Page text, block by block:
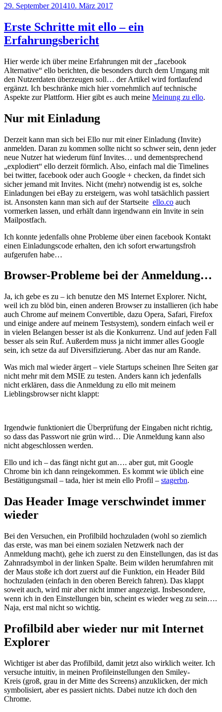
Veröffentlicht
29. September 201410. März 2017
Erste Schritte mit ello – ein
Erfahrungsbericht
Hier werde ich über meine Erfahrungen mit der „facebook
Alternative“ ello berichten, die besonders durch dem Umgang mit
den Nutzerdaten überzeugen soll… der Artikel wird fortlaufend
ergänzt. Ich beschränke mich hier vornehmlich auf technische
Aspekte zur Plattform. Hier gibt es auch meine Meinung zu ello.
Nur mit Einladung
Derzeit kann man sich bei Ello nur mit einer Einladung (Invite)
anmelden. Daran zu kommen sollte nicht so schwer sein, denn jeder
neue Nutzer hat wiederum fünf Invites… und dementsprechend
„explodiert“ ello derzeit förmlich. Also, einfach mal die Timelines
bei twitter, facebook oder auch Google + checken, da findet sich
sicher jemand mit Invites. Nicht (mehr) notwendig ist es, solche
Einladungen bei eBay zu ersteigern, was wohl tatsächlich passiert
ist. Ansonsten kann man sich auf der Startseite ello.co auch
vormerken lassen, und erhält dann irgendwann ein Invite in sein
Mailpostfach.
Ich konnte jedenfalls ohne Probleme über einen facebook Kontakt
einen Einladungscode erhalten, den ich sofort erwartungsfroh
aufgerufen habe…
Browser-Probleme bei der Anmeldung…
Ja, ich gebe es zu – ich benutze den MS Internet Explorer. Nicht,
weil ich zu blöd bin, einen anderen Browser zu installieren (ich habe
auch Chrome auf meinem Convertible, dazu Opera, Safari, Firefox
und einige andere auf meinem Testsystem), sondern einfach weil er
in vielen Belangen besser ist als die Konkurrenz. Und auf jeden Fall
besser als sein Ruf. Außerdem muss ja nicht immer alles Google
sein, ich setze da auf Diversifizierung. Aber das nur am Rande.
Was mich mal wieder ärgert – viele Startups scheinen Ihre Seiten gar
nicht mehr mit dem MSIE zu testen. Anders kann ich jedenfalls
nicht erklären, dass die Anmeldung zu ello mit meinem
Lieblingsbrowser nicht klappt:
Irgendwie funktioniert die Überprüfung der Eingaben nicht richtig,
so dass das Passwort nie grün wird… Die Anmeldung kann also
nicht abgeschlossen werden.
Ello und ich – das fängt nicht gut an…. aber gut, mit Google
Chrome bin ich dann reingekommen. Es kommt wie üblich eine
Bestätigungsmail – tada, hier ist mein ello Profil – stagerbn.
Das Header Image verschwindet immer
wieder
Bei den Versuchen, ein Profilbild hochzuladen (wohl so ziemlich
das erste, was man bei einem sozialen Netzwerk nach der
Anmeldung macht), gehe ich zuerst zu den Einstellungen, das ist das
Zahnradsymbol in der linken Spalte. Beim wilden herumfahren mit
der Maus stoße ich dort zuerst auf die Funktion, ein Header Bild
hochzuladen (einfach in den oberen Bereich fahren). Das klappt
soweit auch, wird mir aber nicht immer angezeigt. Insbesondere,
wenn ich in den Einstellungen bin, scheint es wieder weg zu sein….
Naja, erst mal nicht so wichtig.
Profilbild aber wieder nur mit Internet
Explorer
Wichtiger ist aber das Profilbild, damit jetzt also wirklich weiter. Ich
versuche intuitiv, in meinen Profileinstellungen den Smiley-
Kreis (groß, grau in der Mitte des Screens) anzuklicken, der mich
symbolisiert, aber es passiert nichts. Dabei nutze ich doch den
Chrome.